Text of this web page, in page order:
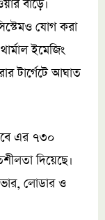
বাড়ে।
যোগ করা
ইমেজিং
টার্গেটে আঘাত
এর ৭৩০
দিয়েছে।
লোডার ও